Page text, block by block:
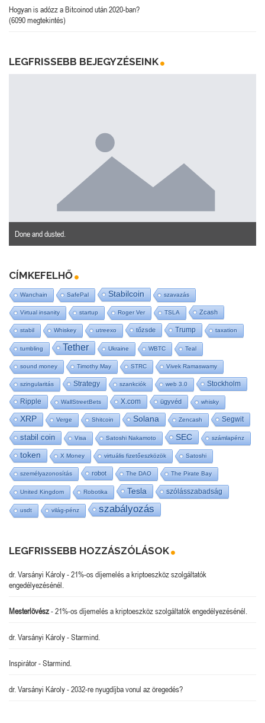
Hogyan is adózz a Bitcoinod után 2020-ban?
(6090 megtekintés)
LEGFRISSEBB BEJEGYZÉSEINK
Done and dusted.
CÍMKEFELHŐ
Wanchain SafePal Stabilcoin szavazás
Virtual insanity startup Roger Ver TSLA Zcash
stabil Whiskey utreexo tőzsde Trump taxation
tumbling Tether Ukraine WBTC Teal
sound money Timothy May STRC Vivek Ramaswamy
szingularitás Strategy szankciók web 3.0 Stockholm
Ripple WallStreetBets X.com ügyvéd whisky
XRP Verge Shitcoin Solana Zencash Segwit
stabil coin Visa Satoshi Nakamoto SEC számlapénz
token X Money virtuális fizetőeszközök Satoshi
személyazonosítás robot The DAO The Pirate Bay
United Kingdom Robotika Tesla szólásszabadság
usdt világ-pénz szabályozás
LEGFRISSEBB HOZZÁSZÓLÁSOK
dr. Varsányi Károly-21%-os díjemelés a kriptoeszköz szolgáltatók
engedélyezésénél.
Mesterlövész-21%-os díjemelés a kriptoeszköz szolgáltatók engedélyezésénél.
dr. Varsányi Károly-Starmind.
Inspirátor-Starmind.
dr. Varsányi Károly-2032-re nyugdíjba vonul az öregedés?